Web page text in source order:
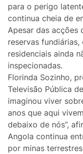
Figuras
Orgulho ou
Vox Populi
Reportagem
Ensino Superior
Redes Sociais
para o perigo
continua cheia de
Apesar das acções
reservas
residenciais ainda
inspecionadas.
Florinda Sozinho,
Televisão Pública
imaginou viver
anos que aqui
debaixo de nós”,
Angola continua
por minas